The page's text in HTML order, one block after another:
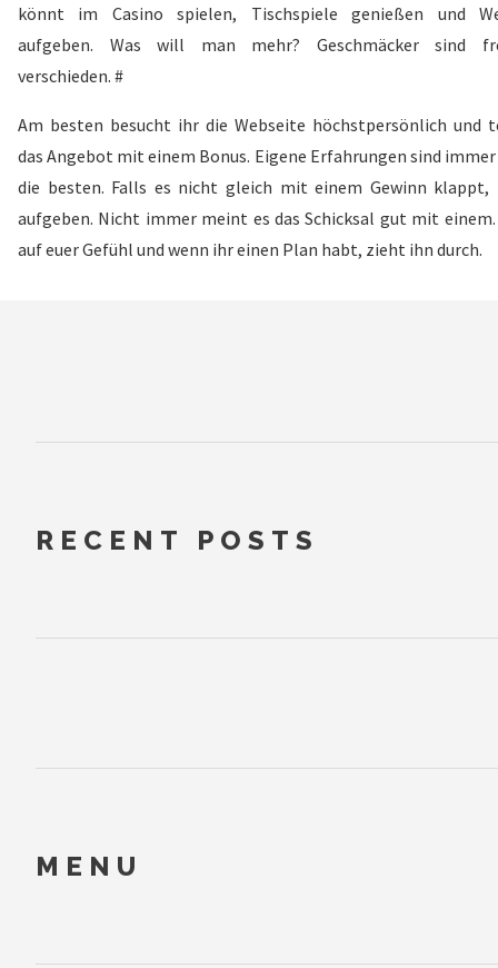
könnt im Casino spielen, Tischspiele genießen und
aufgeben. Was will man mehr? Geschmäcker sind
verschieden. #
Am besten besucht ihr die Webseite höchstpersönlich und
das Angebot mit einem Bonus. Eigene Erfahrungen sind
die besten. Falls es nicht gleich mit einem Gewinn klappt,
aufgeben. Nicht immer meint es das Schicksal gut mit
auf euer Gefühl und wenn ihr einen Plan habt, zieht ihn durch.
RECENT POSTS
MENU